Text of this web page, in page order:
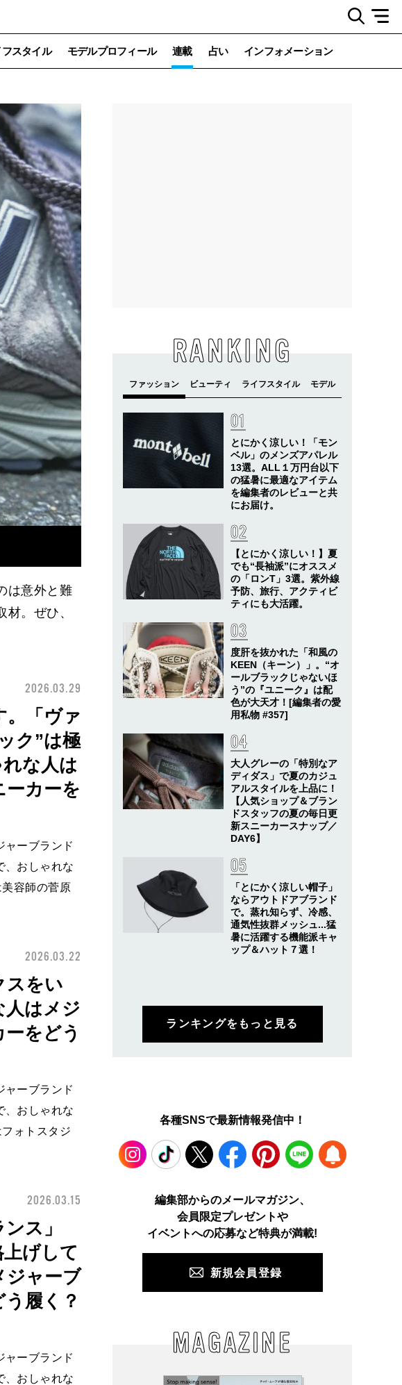
フスタイル モデルプロフィール 連載 占い インフォメーション
は意外と難
。ぜひ、
2026.03.29
。「ヴァ
ク”は極
な人は
ーカーを
ャーブランド
、おしゃれな
容師の菅原
2026.03.22
スをい
人はメジ
をどう
ャーブランド
、おしゃれな
ォトスタジ
2026.03.15
ス」
げして
ジャーブ
履く？
ャーブランド
、おしゃれな
RANKING
とにかく涼しい！「モン
ベル」のメンズアパレル
13選。ALL１万円台以下
の猛暑に最適なアイテム
を編集者のレビューと共
にお届け。
【とにかく涼しい！】夏
でも“長袖派”にオススメ
の「ロンT」3選。紫外線
予防、旅行、アクティビ
ティにも大活躍。
度肝を抜かれた「和風の
KEEN（キーン）」。“オ
ールブラックじゃないほ
う”の『ユニーク』は配
色が大天才！[編集者の愛
用私物 #357]
大人グレーの「特別なア
ディダス」で夏のカジュ
アルスタイルを上品に！
【人気ショップ＆ブラン
ドスタッフの夏の毎日更
新スニーカースナップ／
DAY6】
「とにかく涼しい帽子」
ならアウトドアブランド
で。蒸れ知らず、冷感、
通気性抜群メッシュ...猛
暑に活躍する機能派キャ
ップ＆ハット７選！
ランキングをもっと見る
各種SNSで最新情報発信中！
TikTok Facebook Pinterest LINE
編集部からのメールマガジン、
会員限定プレゼントや
イベントへの応募など特典が満載!
新規会員登録
MAGAZINE